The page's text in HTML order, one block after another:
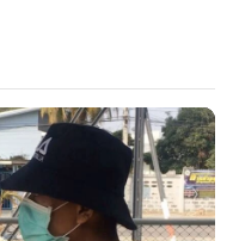
มีใครอยู่ในบ้าน รวมทั้ง
ไปลงมือก่อเหตุ จากนั้นก็
งินที่ได้มาก็ไปซื้อ
อยข้อมือ รวมจำนวน 4
เจ้าหน้าที่จึงนำตัวส่ง
เนื่องจากเชื่อว่าผู้ต้องหา